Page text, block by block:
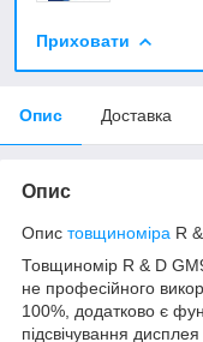
Приховати
Опис Доставка
Опис
Опис товщиноміра R
Товщиномір R & D
не професійного
100%, додатково є
підсвічування